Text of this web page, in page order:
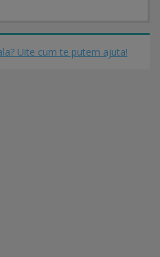
Uite cum te putem ajuta!